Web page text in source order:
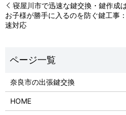
寝屋川市で迅速な鍵交換・鍵作成
お子様が勝手に入るのを防ぐ鍵工事
速対応
奈良市の出張鍵交換
HOME